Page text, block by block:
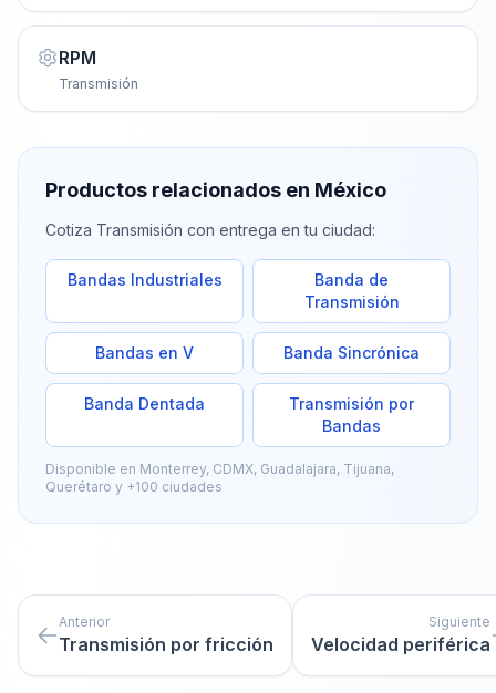
RPM
Transmisión
Productos relacionados en México
Cotiza Transmisión con entrega en tu ciudad:
Bandas Industriales
Banda de
Transmisión
Bandas en V Banda Sincrónica
Banda Dentada
Transmisión por
Bandas
Disponible en Monterrey, CDMX, Guadalajara, Tijuana,
Querétaro y +100 ciudades
Anterior
Transmisión por fricción
Siguiente
Velocidad periférica